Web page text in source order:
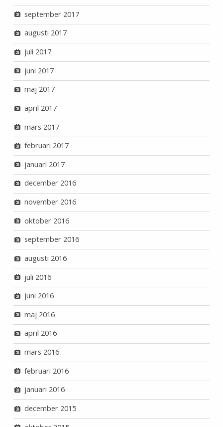
september 2017
augusti 2017
juli 2017
juni 2017
maj 2017
april 2017
mars 2017
februari 2017
januari 2017
december 2016
november 2016
oktober 2016
september 2016
augusti 2016
juli 2016
juni 2016
maj 2016
april 2016
mars 2016
februari 2016
januari 2016
december 2015